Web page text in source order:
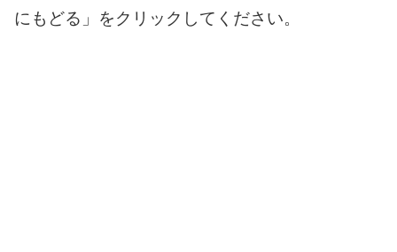
にもどる」をクリックしてください。